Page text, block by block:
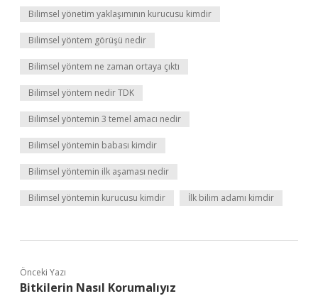
Bilimsel yönetim yaklaşımının kurucusu kimdir
Bilimsel yöntem görüşü nedir
Bilimsel yöntem ne zaman ortaya çıktı
Bilimsel yöntem nedir TDK
Bilimsel yöntemin 3 temel amacı nedir
Bilimsel yöntemin babası kimdir
Bilimsel yöntemin ilk aşaması nedir
Bilimsel yöntemin kurucusu kimdir İlk bilim adamı kimdir
Önceki Yazı
Bitkilerin Nasıl Korumalıyız